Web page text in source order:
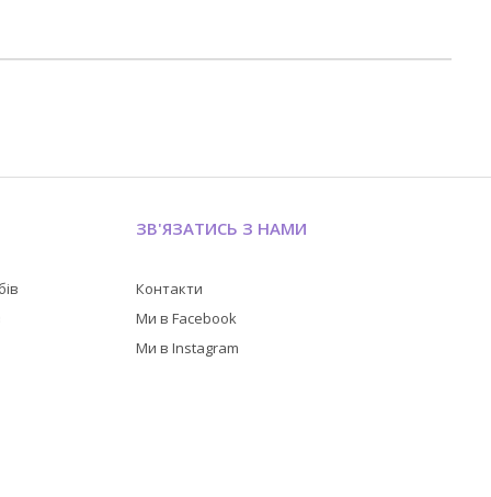
ЗВ'ЯЗАТИСЬ З НАМИ
Контакти
Ми в Facebook
Ми в Instagram